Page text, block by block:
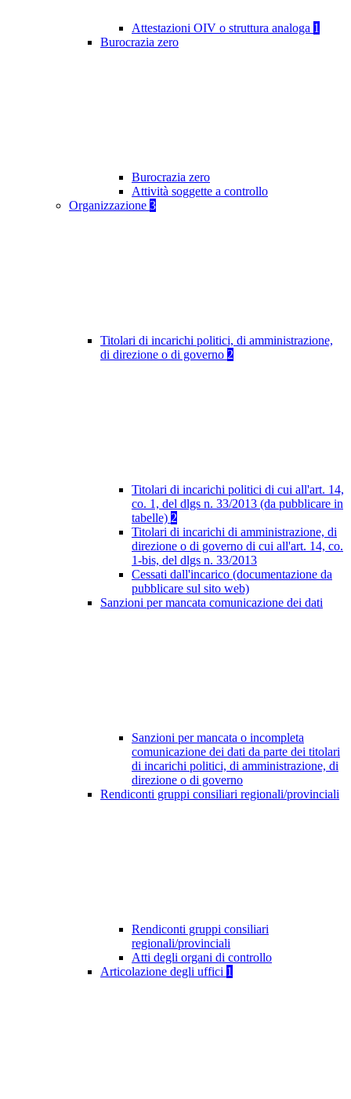
Attestazioni OIV o struttura analoga 1
Burocrazia zero
Burocrazia zero
Attività soggette a controllo
Organizzazione 3
Titolari di incarichi politici, di amministrazione,
di direzione o di governo 2
Titolari di incarichi politici di cui all'art. 14,
co. 1, del dlgs n. 33/2013 (da pubblicare in
tabelle) 2
Titolari di incarichi di amministrazione, di
direzione o di governo di cui all'art. 14, co.
1-bis, del dlgs n. 33/2013
Cessati dall'incarico (documentazione da
pubblicare sul sito web)
Sanzioni per mancata comunicazione dei dati
Sanzioni per mancata o incompleta
comunicazione dei dati da parte dei titolari
di incarichi politici, di amministrazione, di
direzione o di governo
Rendiconti gruppi consiliari regionali/provinciali
Rendiconti gruppi consiliari
regionali/provinciali
Atti degli organi di controllo
Articolazione degli uffici 1